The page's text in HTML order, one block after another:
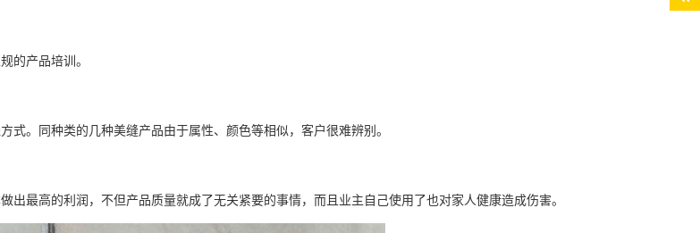
的产品培训。
。同种类的几种美缝产品由于属性、颜色等相似，客户很难辨别。
最高的利润，不但产品质量就成了无关紧要的事情，而且业主自己使用了也对家人健康造成伤害。